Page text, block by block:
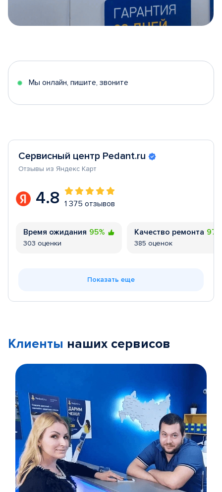
5
Мы онлайн, пишите, звоните
Сервисный центр Pedant.ru
Отзывы из Яндекс Карт
4.8 1 375 отзывов
Время ожидания 95%
303 оценки
Качество ремонта
385 оценок
Показать еще
Клиенты наших сервисов